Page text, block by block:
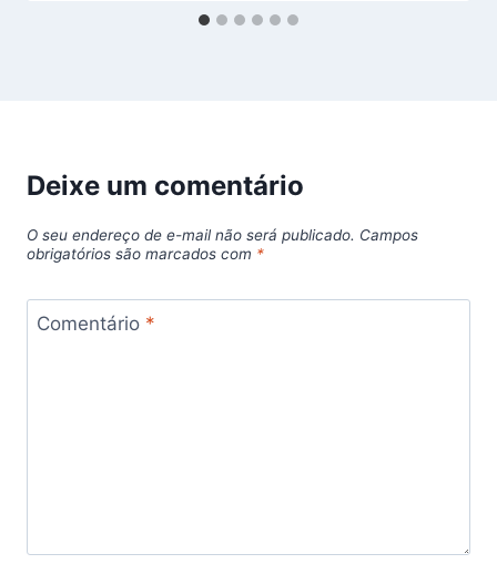
Deixe um comentário
O seu endereço de e-mail não será publicado. Campos
obrigatórios são marcados com *
Comentário *